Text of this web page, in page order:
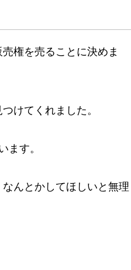
権を売ることに決めま
けてくれました。
ます。
んとかしてほしいと無理